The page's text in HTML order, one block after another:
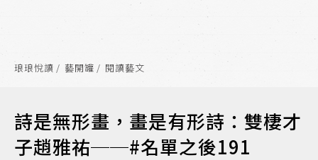
琅琅悅讀 藝開罐 閱讀藝文
詩是無形畫，畫是有形詩：雙棲才
子趙雅祐──#名單之後191